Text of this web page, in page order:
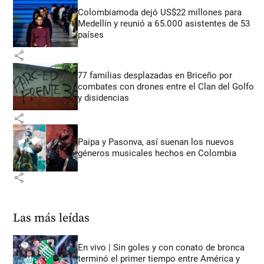
Colombiamoda dejó US$22 millones para
Medellín y reunió a 65.000 asistentes de 53
países
share
77 familias desplazadas en Briceño por
combates con drones entre el Clan del Golfo
y disidencias
share
Paipa y Pasonva, así suenan los nuevos
géneros musicales hechos en Colombia
share
Las más leídas
En vivo | Sin goles y con conato de bronca
terminó el primer tiempo entre América y